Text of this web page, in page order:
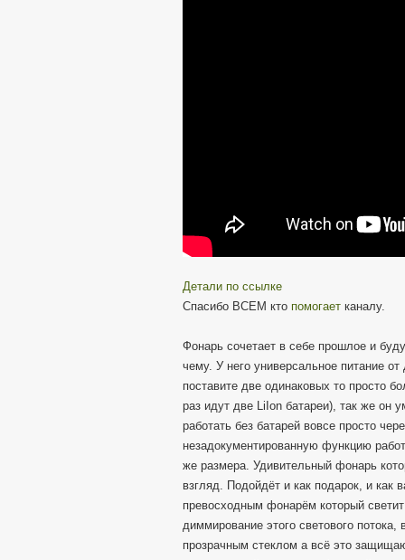
Детали по ссылке
Спасибо ВСЕМ кто помогает каналу.
Фонарь сочетает в себе прошлое и
чему. У него универсальное питание
поставите две одинаковых то просто
раз идут две LiIon батареи), так же он
работать без батарей вовсе просто
незадокументированную функцию
же размера. Удивительный фонарь
взгляд. Подойдёт и как подарок, и как
превосходным фонарём который
диммирование этого светового
прозрачным стеклом а всё это